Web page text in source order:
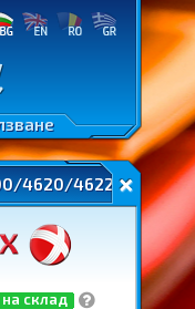
4620/4622 (80K)
на склад